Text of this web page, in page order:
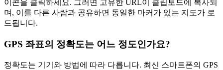
이콘을 클릭하세요. 그러면 고유한 URL이 클립보드에 복사되
며, 이를 다른 사람과 공유하면 동일한 마커가 있는 지도가 로
드됩니다.
GPS 좌표의 정확도는 어느 정도인가요?
정확도는 기기와 방법에 따라 다릅니다. 최신 스마트폰의 GPS